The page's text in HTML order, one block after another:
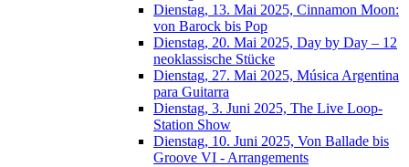
Dienstag, 13. Mai 2025, Cinnamon Moon:
von Barock bis Pop
Dienstag, 20. Mai 2025, Day by Day – 12
neoklassische Stücke
Dienstag, 27. Mai 2025, Música Argentina
para Guitarra
Dienstag, 3. Juni 2025, The Live Loop-
Station Show
Dienstag, 10. Juni 2025, Von Ballade bis
Groove VI - Arrangements